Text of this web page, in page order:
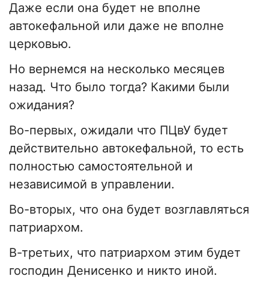
Даже если она будет не вполне
автокефальной или даже не вполне
церковью.
Но вернемся на несколько месяцев
назад. Что было тогда? Какими были
ожидания?
Во-первых, ожидали что ПЦвУ будет
действительно автокефальной, то есть
полностью самостоятельной и
независимой в управлении.
Во-вторых, что она будет возглавляться
патриархом.
В-третьих, что патриархом этим будет
господин Денисенко и никто иной.